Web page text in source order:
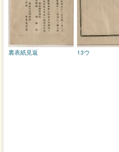
13ウ
裏表紙見返